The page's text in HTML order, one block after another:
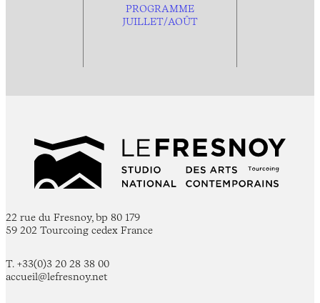
PROGRAMME
JUILLET/AOÛT
22 rue du Fresnoy, bp 80 179
59 202 Tourcoing cedex France
T. +33(0)3 20 28 38 00
accueil@lefresnoy.net